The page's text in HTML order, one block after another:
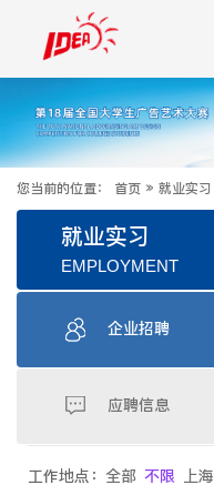
您当前的位置： 首页 » 就业实习
就业实习
EMPLOYMENT
企业招聘
应聘信息
工作地点： 全部 不限 上海